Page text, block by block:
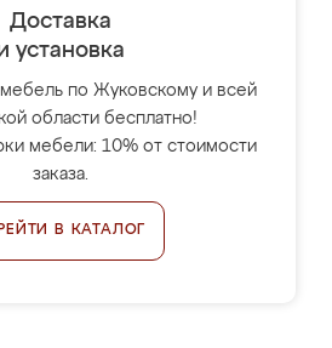
Доставка
установка
по Жуковскому и всей
области бесплатно!
мебели: 10% от стоимости
заказа.
В КАТАЛОГ